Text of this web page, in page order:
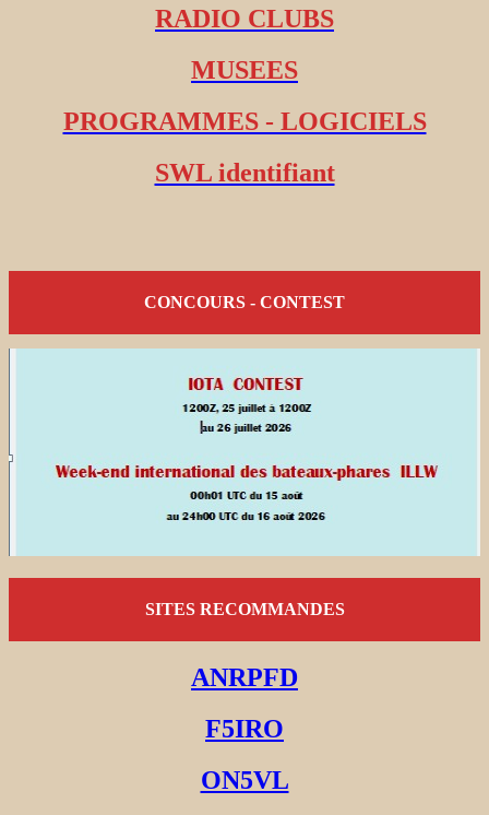
RADIO CLUBS
MUSEES
PROGRAMMES - LOGICIELS
SWL identifiant
CONCOURS - CONTEST
SITES RECOMMANDES
ANRPFD
F5IRO
ON5VL